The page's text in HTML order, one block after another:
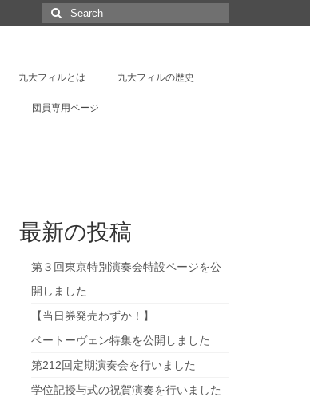
Search
for:
九大フィルとは 九大フィルの歴史
団員専用ページ
最新の投稿
第３回東京特別演奏会特設ページを公
開しました
【当日券発売わずか！】
ベートーヴェン特集を公開しました
第212回定期演奏会を行いました
学位記授与式の祝賀演奏を行いました